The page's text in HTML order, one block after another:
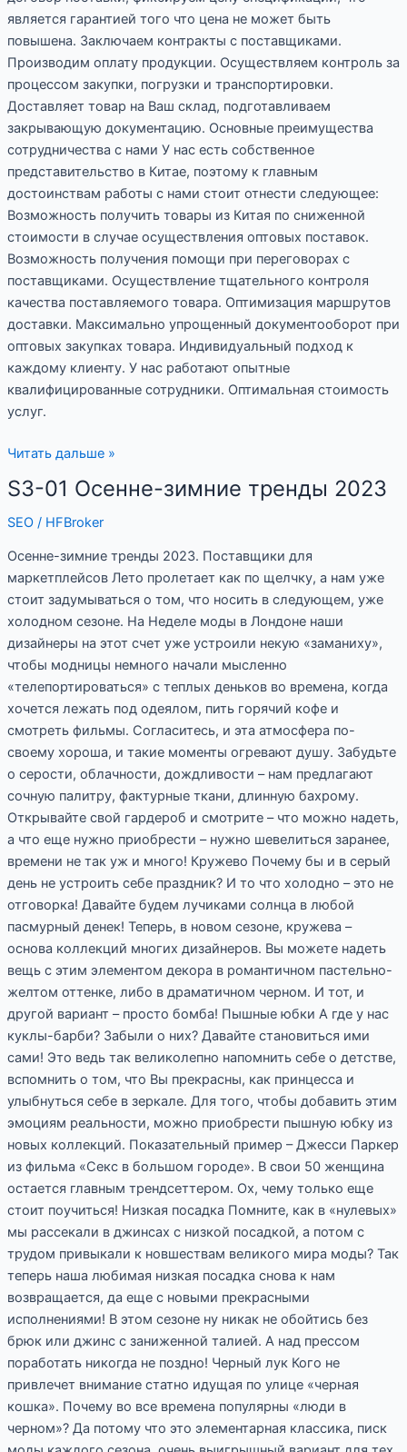
является гарантией того что цена не может быть
повышена. Заключаем контракты с поставщиками.
Производим оплату продукции. Осуществляем контроль за
процессом закупки, погрузки и транспортировки.
Доставляет товар на Ваш склад, подготавливаем
закрывающую документацию. Основные преимущества
сотрудничества с нами У нас есть собственное
представительство в Китае, поэтому к главным
достоинствам работы с нами стоит отнести следующее:
Возможность получить товары из Китая по сниженной
стоимости в случае осуществления оптовых поставок.
Возможность получения помощи при переговорах с
поставщиками. Осуществление тщательного контроля
качества поставляемого товара. Оптимизация маршрутов
доставки. Максимально упрощенный документооборот при
оптовых закупках товара. Индивидуальный подход к
каждому клиенту. У нас работают опытные
квалифицированные сотрудники. Оптимальная стоимость
услуг.
Читать дальше »
S3-01 Осенне-зимние тренды 2023
SEO/ HFBroker
Осенне-зимние тренды 2023. Поставщики для
маркетплейсов Лето пролетает как по щелчку, а нам уже
стоит задумываться о том, что носить в следующем, уже
холодном сезоне. На Неделе моды в Лондоне наши
дизайнеры на этот счет уже устроили некую «заманиху»,
чтобы модницы немного начали мысленно
«телепортироваться» с теплых деньков во времена, когда
хочется лежать под одеялом, пить горячий кофе и
смотреть фильмы. Согласитесь, и эта атмосфера по-
своему хороша, и такие моменты огревают душу. Забудьте
о серости, облачности, дождливости – нам предлагают
сочную палитру, фактурные ткани, длинную бахрому.
Открывайте свой гардероб и смотрите – что можно надеть,
а что еще нужно приобрести – нужно шевелиться заранее,
времени не так уж и много! Кружево Почему бы и в серый
день не устроить себе праздник? И то что холодно – это не
отговорка! Давайте будем лучиками солнца в любой
пасмурный денек! Теперь, в новом сезоне, кружева –
основа коллекций многих дизайнеров. Вы можете надеть
вещь с этим элементом декора в романтичном пастельно-
желтом оттенке, либо в драматичном черном. И тот, и
другой вариант – просто бомба! Пышные юбки А где у нас
куклы-барби? Забыли о них? Давайте становиться ими
сами! Это ведь так великолепно напомнить себе о детстве,
вспомнить о том, что Вы прекрасны, как принцесса и
улыбнуться себе в зеркале. Для того, чтобы добавить этим
эмоциям реальности, можно приобрести пышную юбку из
новых коллекций. Показательный пример – Джесси Паркер
из фильма «Секс в большом городе». В свои 50 женщина
остается главным трендсеттером. Ох, чему только еще
стоит поучиться! Низкая посадка Помните, как в «нулевых»
мы рассекали в джинсах с низкой посадкой, а потом с
трудом привыкали к новшествам великого мира моды? Так
теперь наша любимая низкая посадка снова к нам
возвращается, да еще с новыми прекрасными
исполнениями! В этом сезоне ну никак не обойтись без
брюк или джинс с заниженной талией. А над прессом
поработать никогда не поздно! Черный лук Кого не
привлечет внимание статно идущая по улице «черная
кошка». Почему во все времена популярны «люди в
черном»? Да потому что это элементарная классика, писк
S3-
Осенне-
зимние
тренды
2023